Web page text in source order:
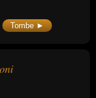
Tombe ►